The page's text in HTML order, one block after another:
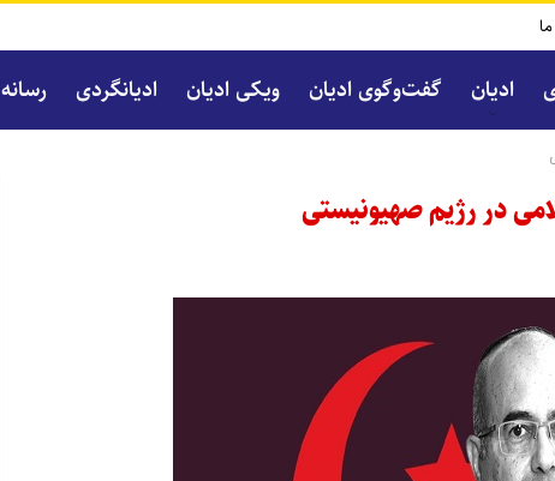
ادیان گفت‌و‌گوی ادیان ویکی ادیان ادیانگردی رسانه
در رژیم صهیونیستی